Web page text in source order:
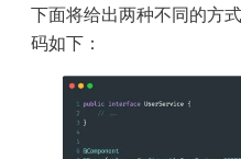
下面将给出两种不同的方
码如下：